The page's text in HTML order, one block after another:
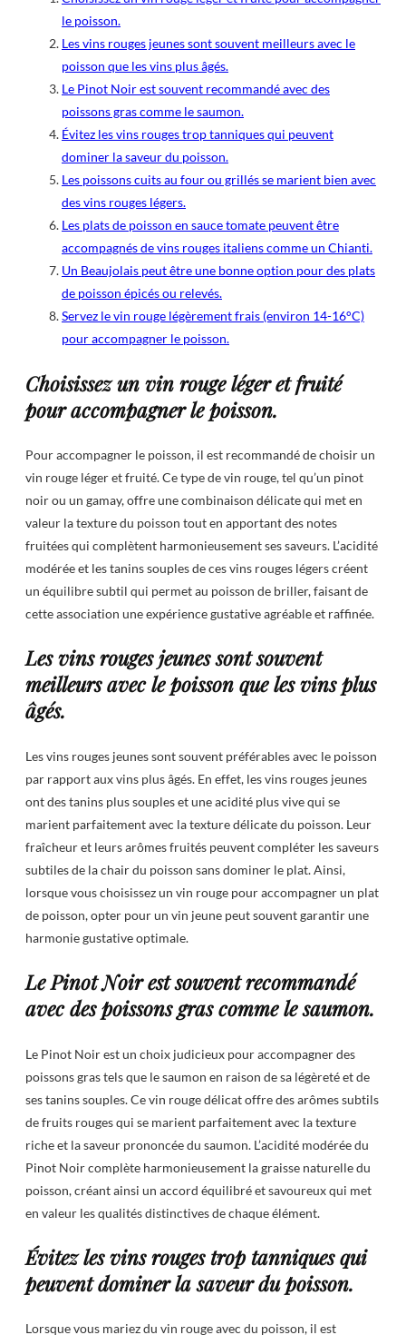
le poisson.
Les vins rouges jeunes sont souvent meilleurs avec le
poisson que les vins plus âgés.
Le Pinot Noir est souvent recommandé avec des
poissons gras comme le saumon.
Évitez les vins rouges trop tanniques qui peuvent
dominer la saveur du poisson.
Les poissons cuits au four ou grillés se marient bien avec
des vins rouges légers.
Les plats de poisson en sauce tomate peuvent être
accompagnés de vins rouges italiens comme un Chianti.
Un Beaujolais peut être une bonne option pour des plats
de poisson épicés ou relevés.
Servez le vin rouge légèrement frais (environ 14-16°C)
pour accompagner le poisson.
Choisissez un vin rouge léger et fruité
pour accompagner le poisson.
Pour accompagner le poisson, il est recommandé de choisir un
vin rouge léger et fruité. Ce type de vin rouge, tel qu’un pinot
noir ou un gamay, offre une combinaison délicate qui met en
valeur la texture du poisson tout en apportant des notes
fruitées qui complètent harmonieusement ses saveurs. L’acidité
modérée et les tanins souples de ces vins rouges légers créent
un équilibre subtil qui permet au poisson de briller, faisant de
cette association une expérience gustative agréable et raffinée.
Les vins rouges jeunes sont souvent
meilleurs avec le poisson que les vins plus
âgés.
Les vins rouges jeunes sont souvent préférables avec le poisson
par rapport aux vins plus âgés. En effet, les vins rouges jeunes
ont des tanins plus souples et une acidité plus vive qui se
marient parfaitement avec la texture délicate du poisson. Leur
fraîcheur et leurs arômes fruités peuvent compléter les saveurs
subtiles de la chair du poisson sans dominer le plat. Ainsi,
lorsque vous choisissez un vin rouge pour accompagner un plat
de poisson, opter pour un vin jeune peut souvent garantir une
harmonie gustative optimale.
Le Pinot Noir est souvent recommandé
avec des poissons gras comme le saumon.
Le Pinot Noir est un choix judicieux pour accompagner des
poissons gras tels que le saumon en raison de sa légèreté et de
ses tanins souples. Ce vin rouge délicat offre des arômes subtils
de fruits rouges qui se marient parfaitement avec la texture
riche et la saveur prononcée du saumon. L’acidité modérée du
Pinot Noir complète harmonieusement la graisse naturelle du
poisson, créant ainsi un accord équilibré et savoureux qui met
en valeur les qualités distinctives de chaque élément.
Évitez les vins rouges trop tanniques qui
peuvent dominer la saveur du poisson.
Lorsque vous mariez du vin rouge avec du poisson, il est